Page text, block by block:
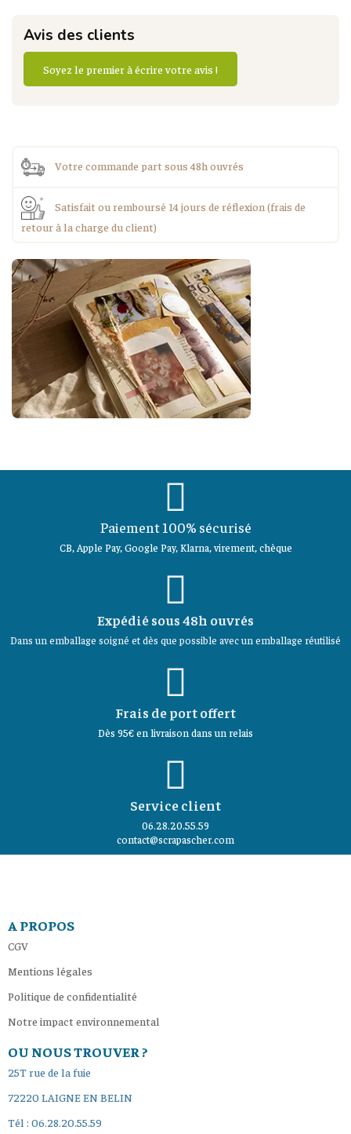
Avis des clients
Soyez le premier à écrire votre avis !
Votre commande part sous 48h ouvrés
Satisfait ou remboursé 14 jours de réflexion (frais de
retour à la charge du client)
Paiement 100% sécurisé
CB, Apple Pay, Google Pay, Klarna, virement, chèque
Expédié sous 48h ouvrés
Dans un emballage soigné et dès que possible avec un emballage réutilisé
Frais de port offert
Dès 95€ en livraison dans un relais
Service client
06.28.20.55.59
contact@scrapascher.com
A PROPOS
CGV
Mentions légales
Politique de confidentialité
Notre impact environnemental
OU NOUS TROUVER ?
25T rue de la fuie
72220 LAIGNE EN BELIN
Tél : 06.28.20.55.59